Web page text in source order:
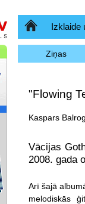
Sākumlapa
Izklaide
Ziņas
"Flowing
Kaspars
Vācijas
2008. gada
Arī šajā
melodiskās